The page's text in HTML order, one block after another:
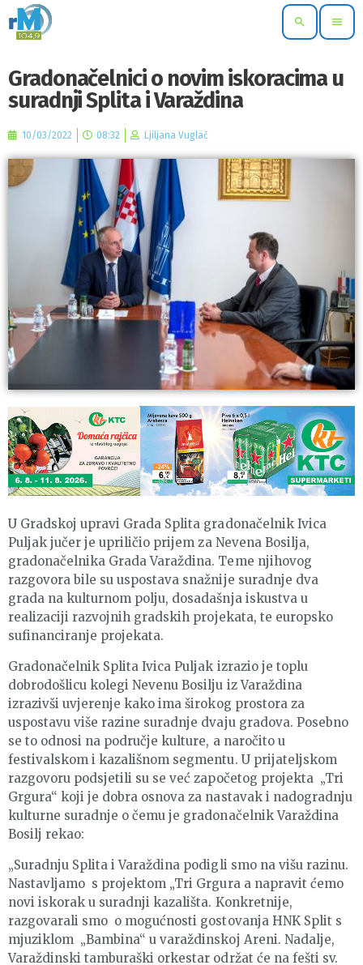
search menu
Gradonačelnici o novim iskoracima u
suradnji Splita i Varaždina
10/03/2022 08:32 Ljiljana Vuglač
U Gradskoj upravi Grada Splita gradonačelnik Ivica
Puljak jučer je upriličio prijem za Nevena Bosilja,
gradonačelnika Grada Varaždina. Teme njihovog
razgovora bile su uspostava snažnije suradnje dva
grada na kulturnom polju, dosadašnja iskustva u
realizaciji razvojnih gradskih projekata, te europsko
sufinanciranje projekata.
Gradonačelnik Splita Ivica Puljak izrazio je toplu
dobrodošlicu kolegi Nevenu Bosilju iz Varaždina
izrazivši uvjerenje kako ima širokog prostora za
uspostavu više razine suradnje dvaju gradova. Posebno
se to odnosi na područje kulture, a naročito u
festivalskom i kazališnom segmentu. U prijateljskom
razgovoru podsjetili su se već započetog projekta „Tri
Grgura“ koji je dobra osnova za nastavak i nadogradnju
kulturne suradnje o čemu je gradonačelnik Varaždina
Bosilj rekao:
„Suradnju Splita i Varaždina podigli smo na višu razinu.
Nastavljamo s projektom „Tri Grgura a napravit ćemo
novi iskorak u suradnji kazališta. Konkretnije,
razgovarali smo o mogućnosti gostovanja HNK Split s
mjuziklom „Bambina“ u varaždinskoj Areni. Nadalje,
Varaždinski tamburaški orkestar održat će na fešti sv.